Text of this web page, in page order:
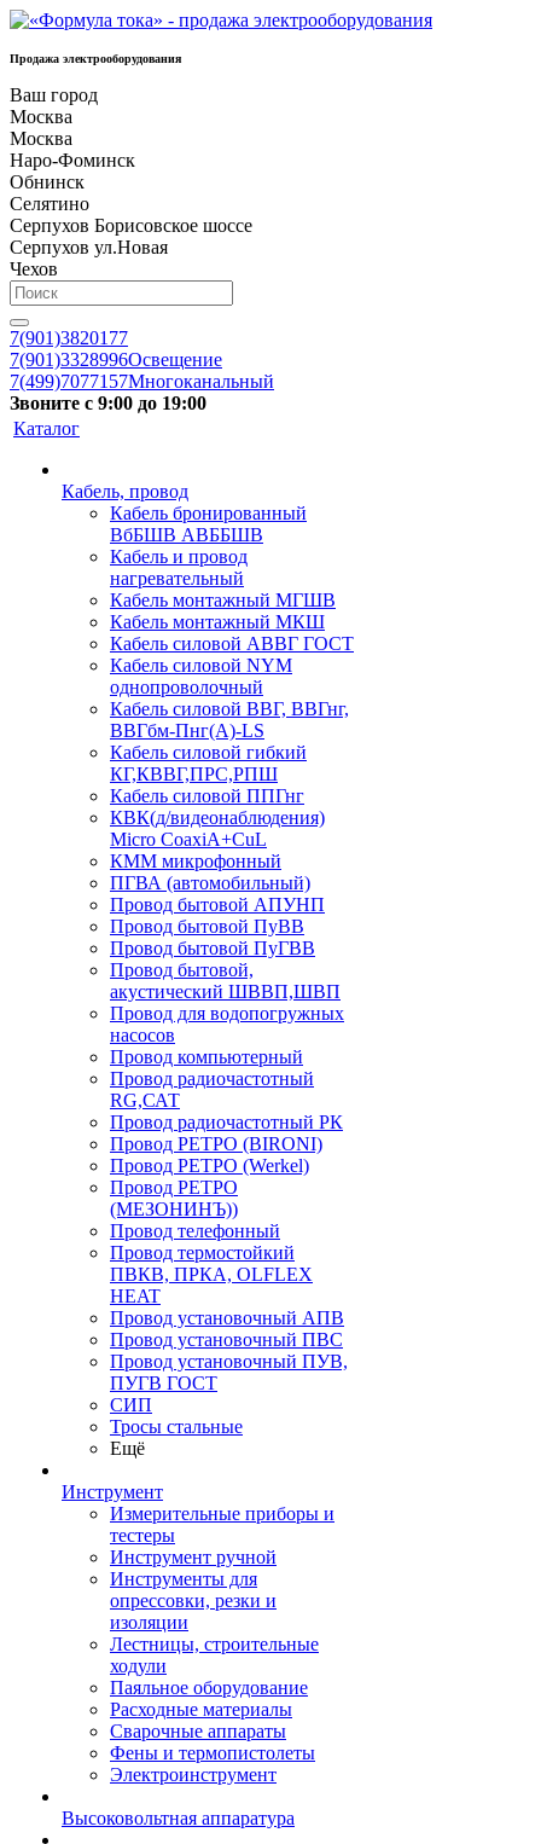
Продажа электрооборудования
Ваш город
Москва
Москва
Наро-Фоминск
Обнинск
Селятино
Серпухов Борисовское шоссе
Серпухов ул.Новая
Чехов
7(901)3820177
7(901)3328996Освещение
7(499)7077157Многоканальный
Звоните с 9:00 до 19:00
Каталог
Кабель, провод
Кабель бронированный
ВбБШВ АВББШВ
Кабель и провод
нагревательный
Кабель монтажный МГШВ
Кабель монтажный МКШ
Кабель силовой АВВГ ГОСТ
Кабель силовой NYM
однопроволочный
Кабель силовой ВВГ, ВВГнг,
ВВГбм-Пнг(А)-LS
Кабель силовой гибкий
КГ,КВВГ,ПРС,РПШ
Кабель силовой ППГнг
КВК(д/видеонаблюдения)
Micro CoaxiA+CuL
КММ микрофонный
ПГВА (автомобильный)
Провод бытовой АПУНП
Провод бытовой ПуВВ
Провод бытовой ПуГВВ
Провод бытовой,
акустический ШВВП,ШВП
Провод для водопогружных
насосов
Провод компьютерный
Провод радиочастотный
RG,САТ
Провод радиочастотный РК
Провод РЕТРО (BIRONI)
Провод РЕТРО (Werkel)
Провод РЕТРО
(МЕЗОНИНЪ))
Провод телефонный
Провод термостойкий
ПВКВ, ПРКА, OLFLEX
HEAT
Провод установочный АПВ
Провод установочный ПВС
Провод установочный ПУВ,
ПУГВ ГОСТ
СИП
Тросы стальные
Ещё
Инструмент
Измерительные приборы и
тестеры
Инструмент ручной
Инструменты для
опрессовки, резки и
изоляции
Лестницы, строительные
ходули
Паяльное оборудование
Расходные материалы
Сварочные аппараты
Фены и термопистолеты
Электроинструмент
Высоковольтная аппаратура